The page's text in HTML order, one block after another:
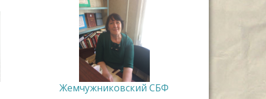
Жемчужниковский СБФ